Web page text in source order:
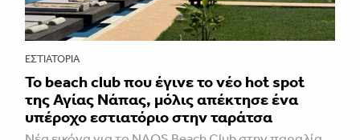
ΕΣΤΙΑΤΌΡΙΑ
Το beach club που έγινε το νέο hot spot
της Αγίας Νάπας, μόλις απέκτησε ένα
υπέροχο εστιατόριο στην ταράτσα